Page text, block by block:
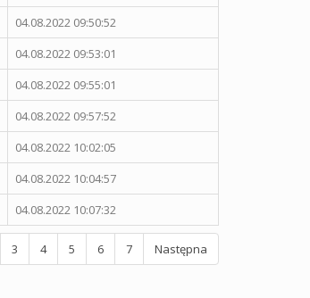
04.08.2022 09:50:52
04.08.2022 09:53:01
04.08.2022 09:55:01
04.08.2022 09:57:52
04.08.2022 10:02:05
04.08.2022 10:04:57
04.08.2022 10:07:32
3 4 5 6 7 Następna